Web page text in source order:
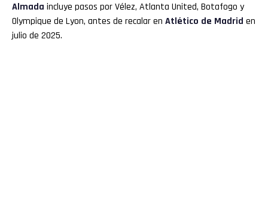
Almada incluye pasos por Vélez, Atlanta United, Botafogo y
Olympique de Lyon, antes de recalar en Atlético de Madrid en
julio de 2025.